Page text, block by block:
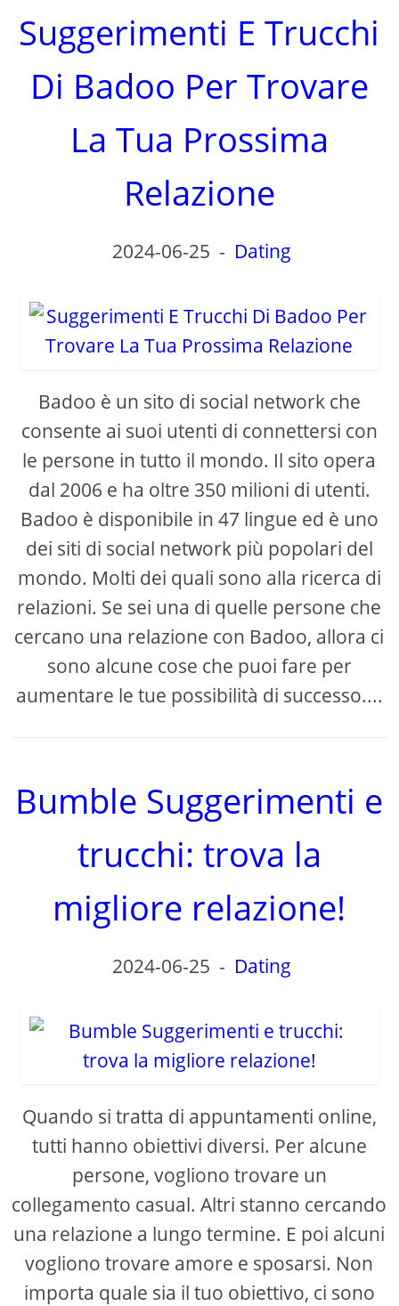
Suggerimenti E Trucchi
Di Badoo Per Trovare
La Tua Prossima
Relazione
2024-06-25 - Dating
Badoo è un sito di social network che
consente ai suoi utenti di connettersi con
le persone in tutto il mondo. Il sito opera
dal 2006 e ha oltre 350 milioni di utenti.
Badoo è disponibile in 47 lingue ed è uno
dei siti di social network più popolari del
mondo. Molti dei quali sono alla ricerca di
relazioni. Se sei una di quelle persone che
cercano una relazione con Badoo, allora ci
sono alcune cose che puoi fare per
aumentare le tue possibilità di successo....
Bumble Suggerimenti e
trucchi: trova la
migliore relazione!
2024-06-25 - Dating
Quando si tratta di appuntamenti online,
tutti hanno obiettivi diversi. Per alcune
persone, vogliono trovare un
collegamento casual. Altri stanno cercando
una relazione a lungo termine. E poi alcuni
vogliono trovare amore e sposarsi. Non
importa quale sia il tuo obiettivo, ci sono